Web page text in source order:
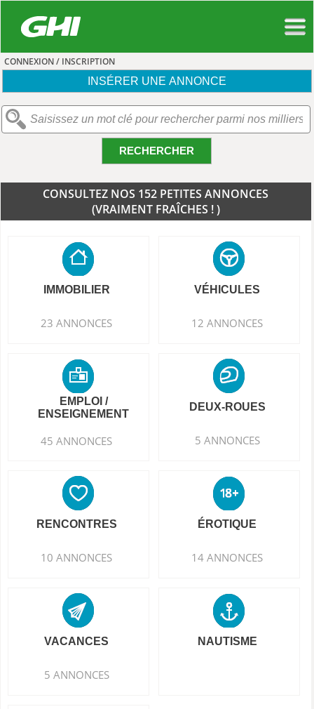
CONNEXION / INSCRIPTION
CONSULTEZ NOS 152 PETITES ANNONCES
(VRAIMENT FRAÎCHES ! )
IMMOBILIER
23 ANNONCES
VÉHICULES
12 ANNONCES
EMPLOI /
ENSEIGNEMENT
45 ANNONCES
DEUX-ROUES
5 ANNONCES
RENCONTRES
10 ANNONCES
ÉROTIQUE
14 ANNONCES
VACANCES
5 ANNONCES
NAUTISME
INSÉRER UNE ANNONCE
RECHERCHER